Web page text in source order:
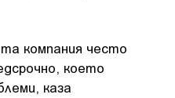
компания често
което
каза